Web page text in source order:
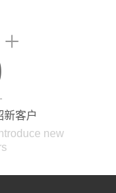
+
新客户
new